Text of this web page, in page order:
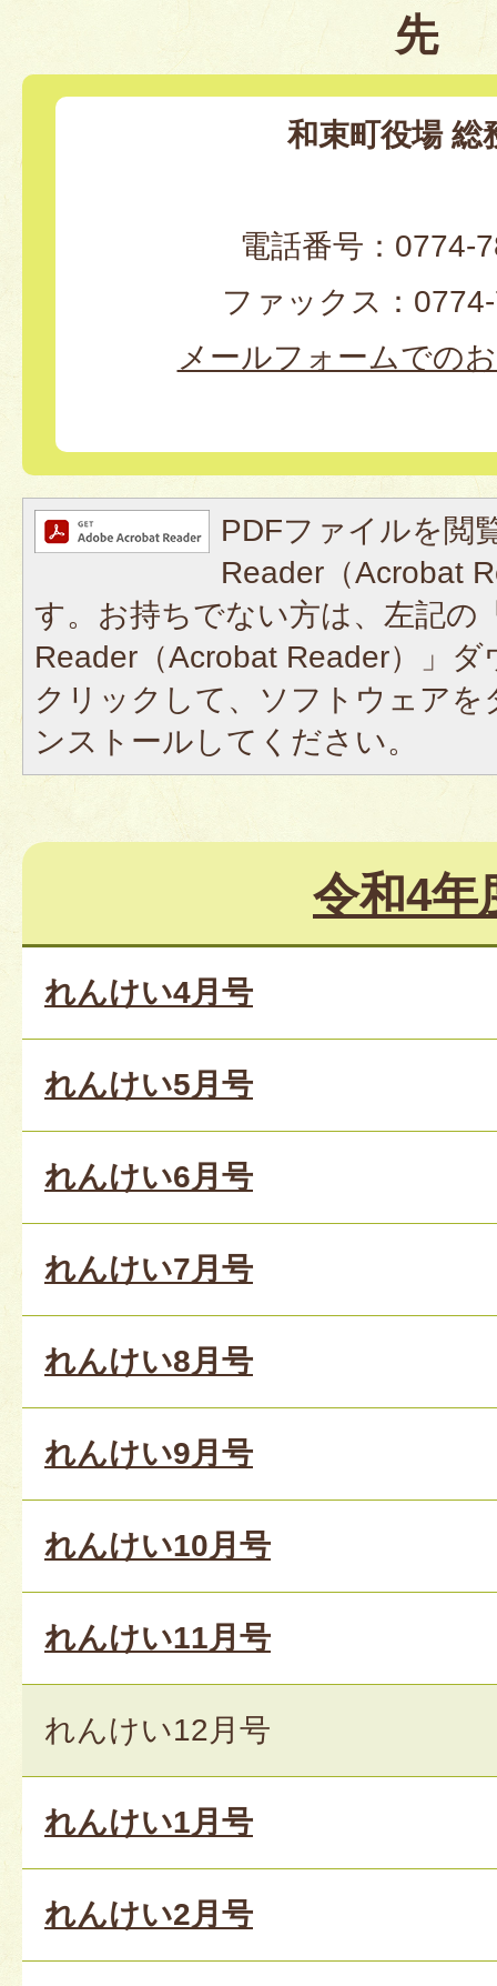
先
和束町役場 総
電話番号：0774-
ファックス：
メールフォームでの
PDFファイルを閲
Reader（Acrobat
す。お持ちでない方は、左記の
Reader（Acrobat Reader）」
クリックして、ソフトウェア
ンストールしてください。
令和4年
れんけい4月号
れんけい5月号
れんけい6月号
れんけい7月号
れんけい8月号
れんけい9月号
れんけい10月号
れんけい11月号
れんけい12月号
れんけい1月号
れんけい2月号